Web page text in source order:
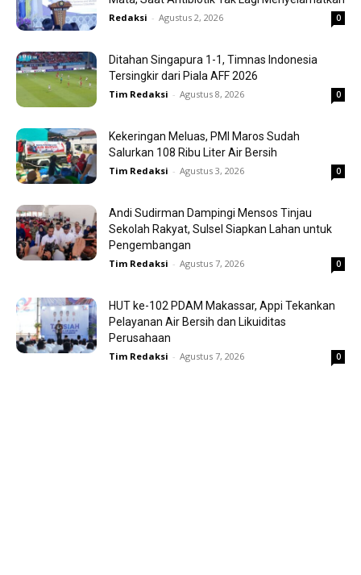
Redaksi - Agustus 2, 2026 0
Ditahan Singapura 1-1, Timnas Indonesia
Tersingkir dari Piala AFF 2026
Tim Redaksi - Agustus 8, 2026 0
Kekeringan Meluas, PMI Maros Sudah
Salurkan 108 Ribu Liter Air Bersih
Tim Redaksi - Agustus 3, 2026 0
Andi Sudirman Dampingi Mensos Tinjau
Sekolah Rakyat, Sulsel Siapkan Lahan untuk
Pengembangan
Tim Redaksi - Agustus 7, 2026 0
HUT ke-102 PDAM Makassar, Appi Tekankan
Pelayanan Air Bersih dan Likuiditas
Perusahaan
Tim Redaksi - Agustus 7, 2026 0